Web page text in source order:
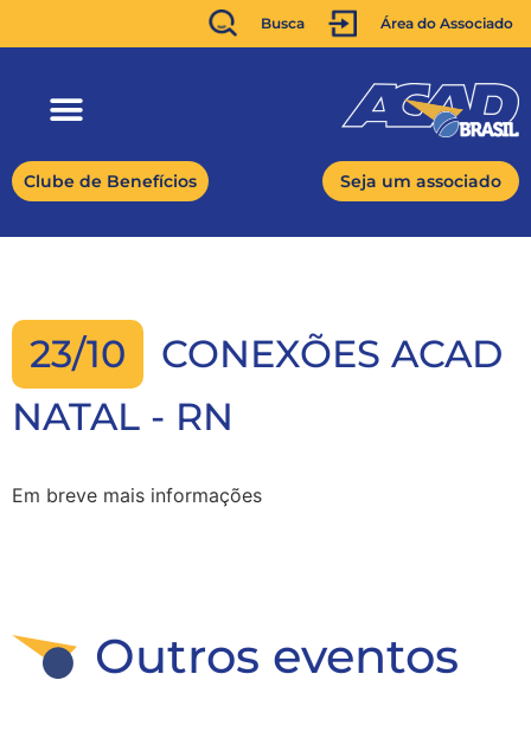
Busca Área do Associado
Clube de Benefícios Seja um associado
23/10
CONEXÕES ACAD
NATAL - RN
Em breve mais informações
Outros eventos